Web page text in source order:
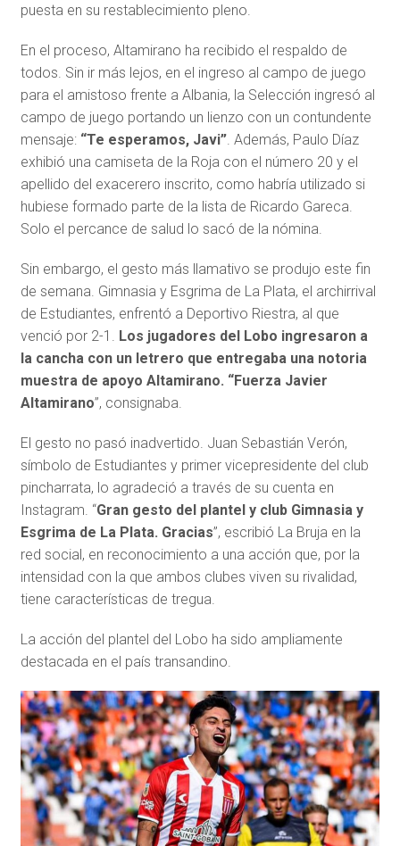
puesta en su restablecimiento pleno.
En el proceso, Altamirano ha recibido el respaldo de
todos. Sin ir más lejos, en el ingreso al campo de juego
para el amistoso frente a Albania, la Selección ingresó al
campo de juego portando un lienzo con un contundente
mensaje: “Te esperamos, Javi”. Además, Paulo Díaz
exhibió una camiseta de la Roja con el número 20 y el
apellido del exacerero inscrito, como habría utilizado si
hubiese formado parte de la lista de Ricardo Gareca.
Solo el percance de salud lo sacó de la nómina.
Sin embargo, el gesto más llamativo se produjo este fin
de semana. Gimnasia y Esgrima de La Plata, el archirrival
de Estudiantes, enfrentó a Deportivo Riestra, al que
venció por 2-1. Los jugadores del Lobo ingresaron a
la cancha con un letrero que entregaba una notoria
muestra de apoyo Altamirano. “Fuerza Javier
Altamirano”, consignaba.
El gesto no pasó inadvertido. Juan Sebastián Verón,
símbolo de Estudiantes y primer vicepresidente del club
pincharrata, lo agradeció a través de su cuenta en
Instagram. “Gran gesto del plantel y club Gimnasia y
Esgrima de La Plata. Gracias”, escribió La Bruja en la
red social, en reconocimiento a una acción que, por la
intensidad con la que ambos clubes viven su rivalidad,
tiene características de tregua.
La acción del plantel del Lobo ha sido ampliamente
destacada en el país transandino.